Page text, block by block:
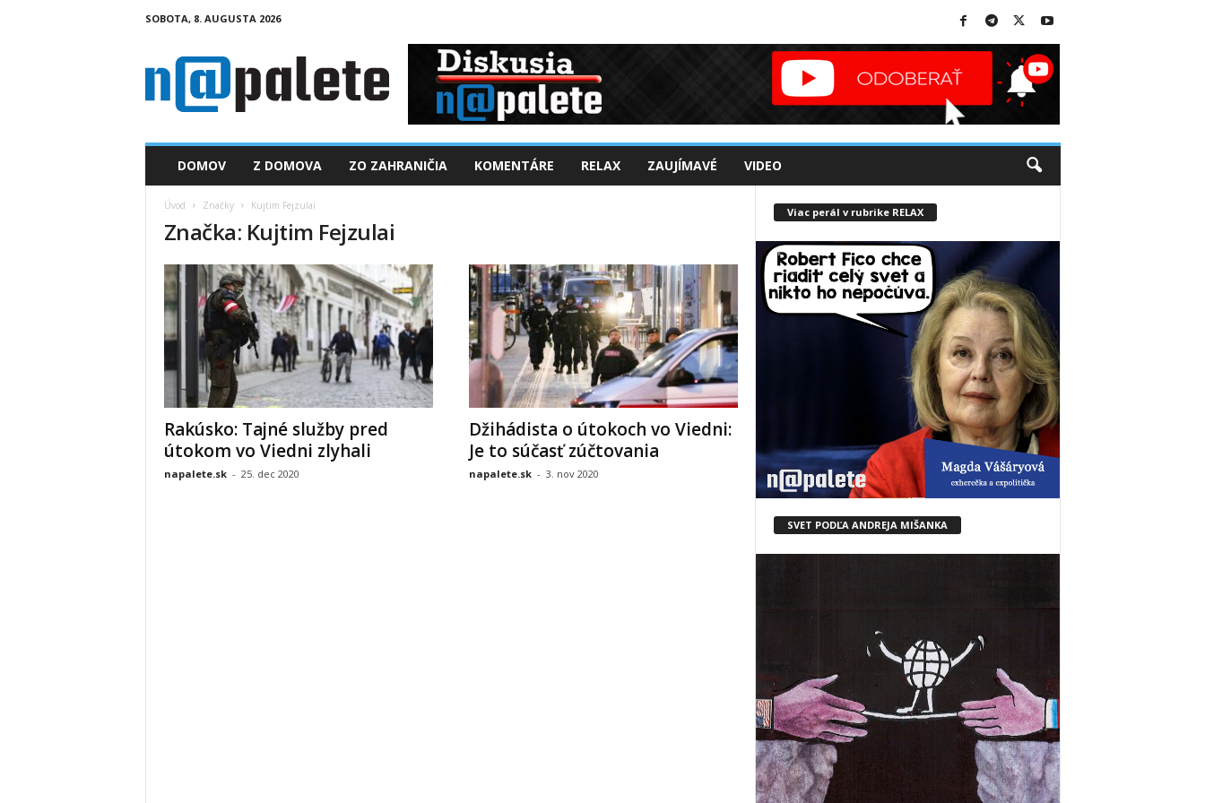
SOBOTA, 8. AUGUSTA 2026
a
DOMOV Z DOMOVA ZO ZAHRANIČIA KOMENTÁRE RELAX ZAUJÍMAVÉ VIDEO
Úvod Značky Kujtim Fejzulai
Značka: Kujtim Fejzulai
Rakúsko: Tajné služby pred
útokom vo Viedni zlyhali
napalete.sk - 25. dec 2020
Džihádista o útokoch vo Viedni:
Je to súčasť zúčtovania
napalete.sk - 3. nov 2020
Viac perál v rubrike RELAX
SVET PODĽA ANDREJA MIŠANKA